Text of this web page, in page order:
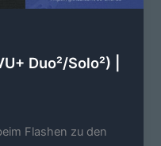
Duo²/Solo²) |
Flashen zu den